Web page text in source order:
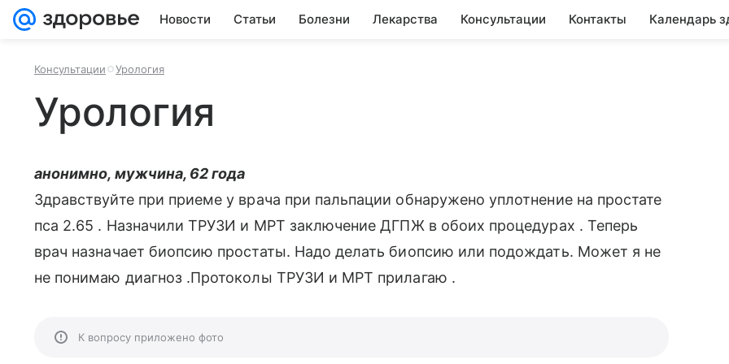
Новости Статьи Болезни Лекарства Консультации Контакты Календарь
Консультации Урология
Урология
анонимно, мужчина, 62 года
Здравствуйте при приеме у врача при пальпации обнаружено уплотнение на простате
пса 2.65 . Назначили ТРУЗИ и МРТ заключение ДГПЖ в обоих процедурах . Теперь
врач назначает биопсию простаты. Надо делать биопсию или подождать. Может я не
не понимаю диагноз .Протоколы ТРУЗИ и МРТ прилагаю .
К вопросу приложено фото